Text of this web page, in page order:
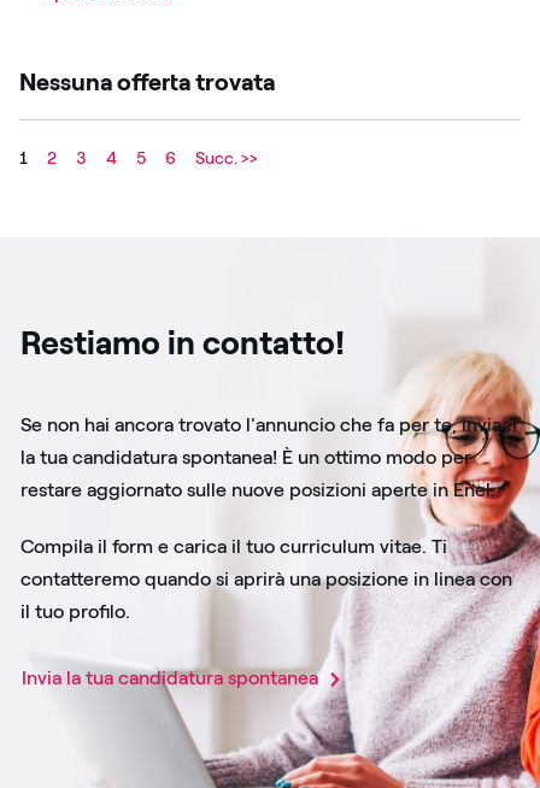
Nessuna offerta trovata
1 2 3 4 5 6 Succ. >>
Restiamo in contatto!
Se non hai ancora trovato l'annuncio che fa per te, inviaci
la tua candidatura spontanea! È un ottimo modo per
restare aggiornato sulle nuove posizioni aperte in Enel.
Compila il form e carica il tuo curriculum vitae. Ti
contatteremo quando si aprirà una posizione in linea con
il tuo profilo.
Invia la tua candidatura spontanea​